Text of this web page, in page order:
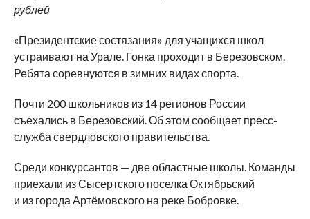
рублей
«Президентские состязания» для учащихся школ
устраивают на Урале. Гонка проходит в Березовском.
Ребята соревнуются в зимних видах спорта.
Почти 200 школьников из 14 регионов России
съехались в Березовский. Обэтом сообщает пресс-
служба свердловского правительства.
Среди конкурсантов — две областные школы. Команды
приехали изСысертского поселка Октябрьский
и из города Артёмовского на реке Бобровке.